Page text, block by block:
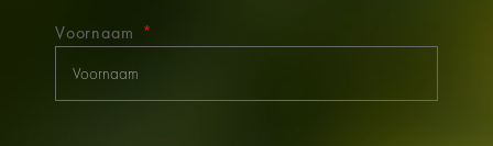
Voornaam